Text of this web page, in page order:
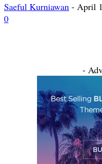
Saeful Kurniawan - April
0
-